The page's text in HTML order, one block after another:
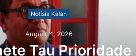
Notísia Kalan
August 4, 2026
Tau Prioridade